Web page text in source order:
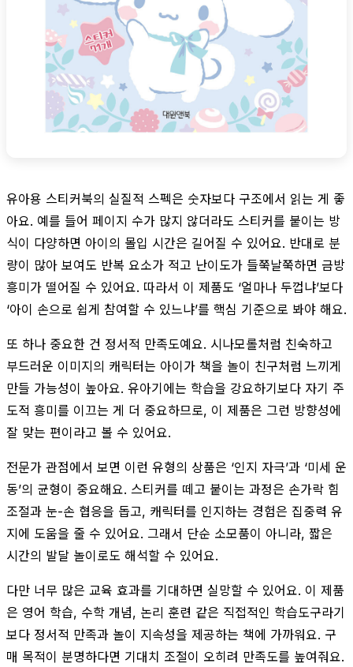
유아용 스티커북의 실질적 스펙은 숫자보다 구조에서 읽는 게 좋
아요. 예를 들어 페이지 수가 많지 않더라도 스티커를 붙이는 방
식이 다양하면 아이의 몰입 시간은 길어질 수 있어요. 반대로 분
량이 많아 보여도 반복 요소가 적고 난이도가 들쭉날쭉하면 금방
흥미가 떨어질 수 있어요. 따라서 이 제품도 ‘얼마나 두껍냐’보다
‘아이 손으로 쉽게 참여할 수 있느냐’를 핵심 기준으로 봐야 해요.
또 하나 중요한 건 정서적 만족도예요. 시나모롤처럼 친숙하고
부드러운 이미지의 캐릭터는 아이가 책을 놀이 친구처럼 느끼게
만들 가능성이 높아요. 유아기에는 학습을 강요하기보다 자기 주
도적 흥미를 이끄는 게 더 중요하므로, 이 제품은 그런 방향성에
잘 맞는 편이라고 볼 수 있어요.
전문가 관점에서 보면 이런 유형의 상품은 ‘인지 자극’과 ‘미세 운
동’의 균형이 중요해요. 스티커를 떼고 붙이는 과정은 손가락 힘
조절과 눈-손 협응을 돕고, 캐릭터를 인지하는 경험은 집중력 유
지에 도움을 줄 수 있어요. 그래서 단순 소모품이 아니라, 짧은
시간의 발달 놀이로도 해석할 수 있어요.
다만 너무 많은 교육 효과를 기대하면 실망할 수 있어요. 이 제품
은 영어 학습, 수학 개념, 논리 훈련 같은 직접적인 학습도구라기
보다 정서적 만족과 놀이 지속성을 제공하는 책에 가까워요. 구
매 목적이 분명하다면 기대치 조절이 오히려 만족도를 높여줘요.